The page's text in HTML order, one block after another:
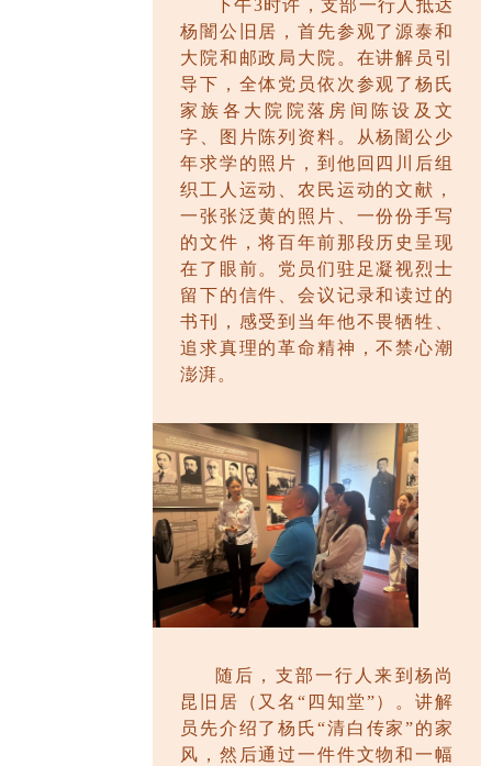
下午3时许，支部一行人抵达
杨闇公旧居，首先参观了源泰和
大院和邮政局大院。在讲解员引
导下，全体党员依次参观了杨氏
家族各大院院落房间陈设及文
字、图片陈列资料。从杨闇公少
年求学的照片，到他回四川后组
织工人运动、农民运动的文献，
一张张泛黄的照片、一份份手写
的文件，将百年前那段历史呈现
在了眼前。党员们驻足凝视烈士
留下的信件、会议记录和读过的
书刊，感受到当年他不畏牺牲、
追求真理的革命精神，不禁心潮
澎湃。
随后，支部一行人来到杨尚
昆旧居（又名“四知堂”）。讲解
员先介绍了杨氏“清白传家”的家
风，然后通过一件件文物和一幅